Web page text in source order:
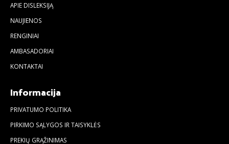
APIE DISLEKSIJĄ
NAUJIENOS
RENGINIAI
AMBASADORIAI
KONTAKTAI
Informacija
PRIVATUMO POLITIKA
PIRKIMO SĄLYGOS IR TAISYKLĖS
PREKIŲ GRĄŽINIMAS